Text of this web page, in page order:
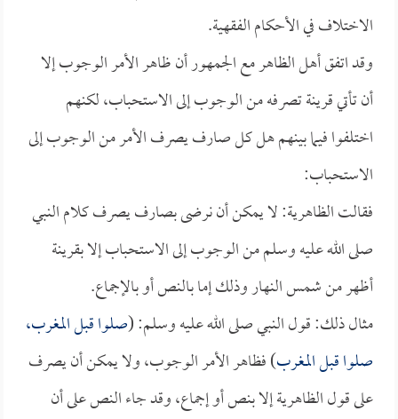
الاختلاف في الأحكام الفقهية.
وقد اتفق أهل الظاهر مع الجمهور أن ظاهر الأمر الوجوب إلا
أن تأتي قرينة تصرفه من الوجوب إلى الاستحباب، لكنهم
اختلفوا فيما بينهم هل كل صارف يصرف الأمر من الوجوب إلى
الاستحباب:
فقالت الظاهرية: لا يمكن أن نرضى بصارف يصرف كلام النبي
صلى الله عليه وسلم من الوجوب إلى الاستحباب إلا بقرينة
أظهر من شمس النهار وذلك إما بالنص أو بالإجماع.
مثال ذلك: قول النبي صلى الله عليه وسلم: (صلوا قبل المغرب،
صلوا قبل المغرب) فظاهر الأمر الوجوب، ولا يمكن أن يصرف
على قول الظاهرية إلا بنص أو إجماع، وقد جاء النص على أن